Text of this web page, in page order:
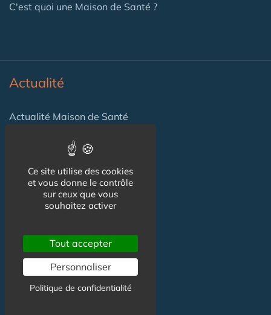
C'est quoi une Maison de Santé ?
Actualité
Actualité Maison de Santé
Agenda Maison de Santé
Newsletter
Reseaux Sociaux
Facebook
X (ex-Twitter)
Ce site utilise des cookies
et vous donne le contrôle
sur ceux que vous
souhaitez activer
Tout accepter
Personnaliser
Politique de confidentialité